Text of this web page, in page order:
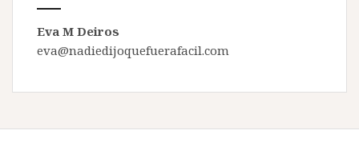
Eva M Deiros
eva@nadiedijoquefuerafacil.com